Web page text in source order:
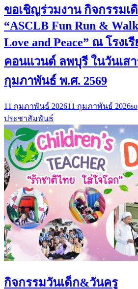
ขอเชิญร่วมงาน กิจกรรมเ
“ASCLB Fun Run &
Love and Peace” ณ โรง
คอนแวนต์ ลพบุรี ในวันเสา
กุมภาพันธ์ พ.ศ. 2569
11 กุมภาพันธ์ 202611 กุมภาพันธ์ 2026
ประชาสัมพันธ์
กิจกรรมวันเด็ก&วันครู